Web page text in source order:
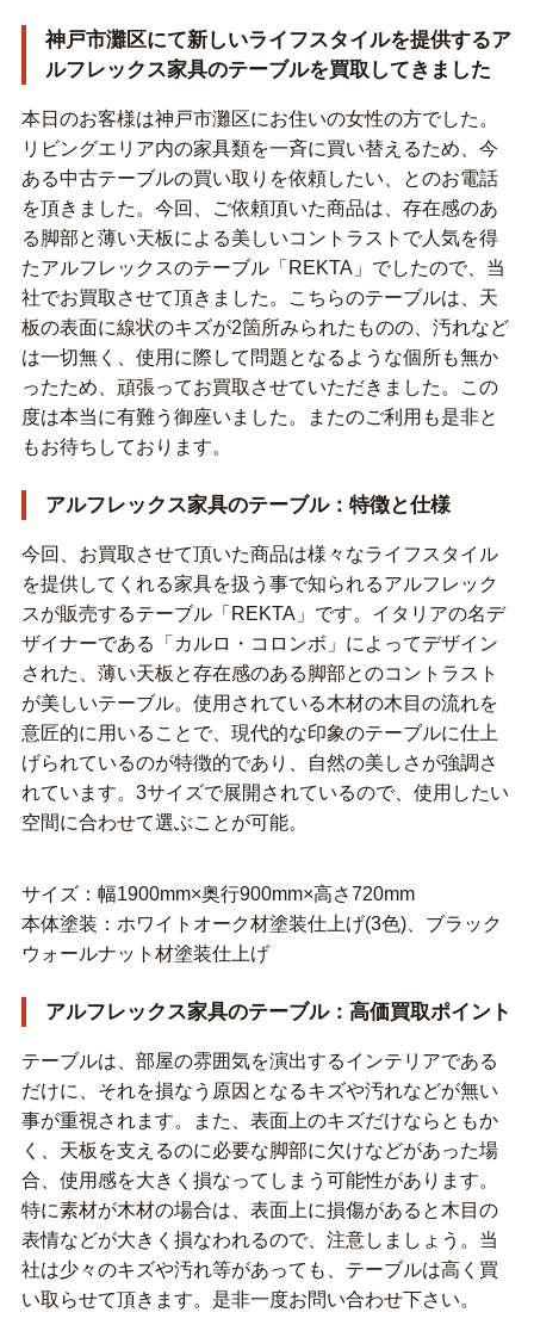
神戸市灘区にて新しいライフスタイルを提供するア
ルフレックス家具のテーブルを買取してきました
本日のお客様は神戸市灘区にお住いの女性の方でした。
リビングエリア内の家具類を一斉に買い替えるため、今
ある中古テーブルの買い取りを依頼したい、とのお電話
を頂きました。今回、ご依頼頂いた商品は、存在感のあ
る脚部と薄い天板による美しいコントラストで人気を得
たアルフレックスのテーブル「REKTA」でしたので、当
社でお買取させて頂きました。こちらのテーブルは、天
板の表面に線状のキズが2箇所みられたものの、汚れなど
は一切無く、使用に際して問題となるような個所も無か
ったため、頑張ってお買取させていただきました。この
度は本当に有難う御座いました。またのご利用も是非と
もお待ちしております。
アルフレックス家具のテーブル：特徴と仕様
今回、お買取させて頂いた商品は様々なライフスタイル
を提供してくれる家具を扱う事で知られるアルフレック
スが販売するテーブル「REKTA」です。イタリアの名デ
ザイナーである「カルロ・コロンボ」によってデザイン
された、薄い天板と存在感のある脚部とのコントラスト
が美しいテーブル。使用されている木材の木目の流れを
意匠的に用いることで、現代的な印象のテーブルに仕上
げられているのが特徴的であり、自然の美しさが強調さ
れています。3サイズで展開されているので、使用したい
空間に合わせて選ぶことが可能。
サイズ：幅1900mm×奥行900mm×高さ720mm
本体塗装：ホワイトオーク材塗装仕上げ(3色)、ブラック
ウォールナット材塗装仕上げ
アルフレックス家具のテーブル：高価買取ポイント
テーブルは、部屋の雰囲気を演出するインテリアである
だけに、それを損なう原因となるキズや汚れなどが無い
事が重視されます。また、表面上のキズだけならともか
く、天板を支えるのに必要な脚部に欠けなどがあった場
合、使用感を大きく損なってしまう可能性があります。
特に素材が木材の場合は、表面上に損傷があると木目の
表情などが大きく損なわれるので、注意しましょう。当
社は少々のキズや汚れ等があっても、テーブルは高く買
い取らせて頂きます。是非一度お問い合わせ下さい。